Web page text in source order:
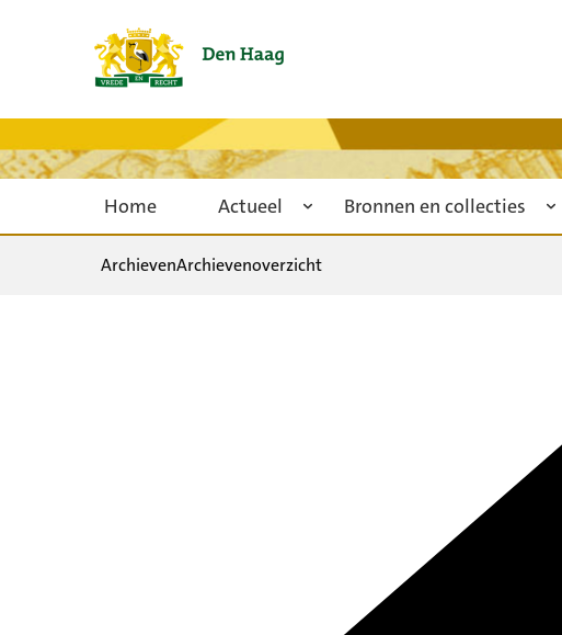
Home Actueel Bronnen en collecties
ArchievenArchievenoverzicht